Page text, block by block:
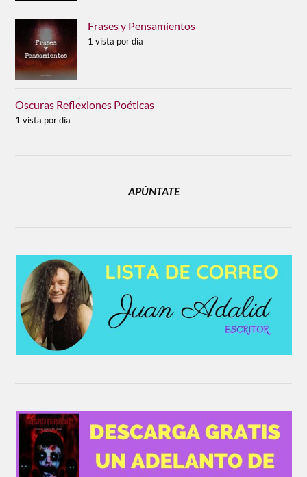
Frases y Pensamientos
1 vista por día
Oscuras Reflexiones Poéticas
1 vista por día
APÚNTATE